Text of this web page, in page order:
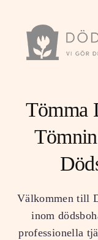
Tömma
Välkommen till
inom
professionella